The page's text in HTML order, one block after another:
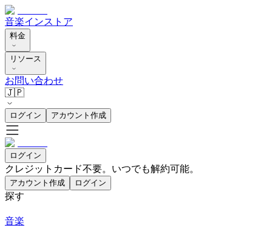
音楽インストア
料金
リソース
お問い合わせ
🇯🇵
ログイン アカウント作成
ログイン
クレジットカード不要。いつでも解約可能。
アカウント作成 ログイン
探す
音楽